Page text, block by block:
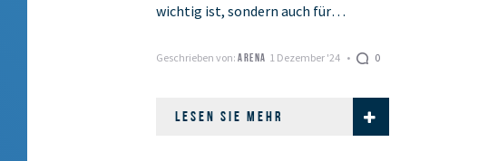
wichtig ist, sondern auch für
möchten wir dir drei Regeln mit auf
Geschrieben von: ARENA 1 Dezember '24 0
LESEN SIE MEHR